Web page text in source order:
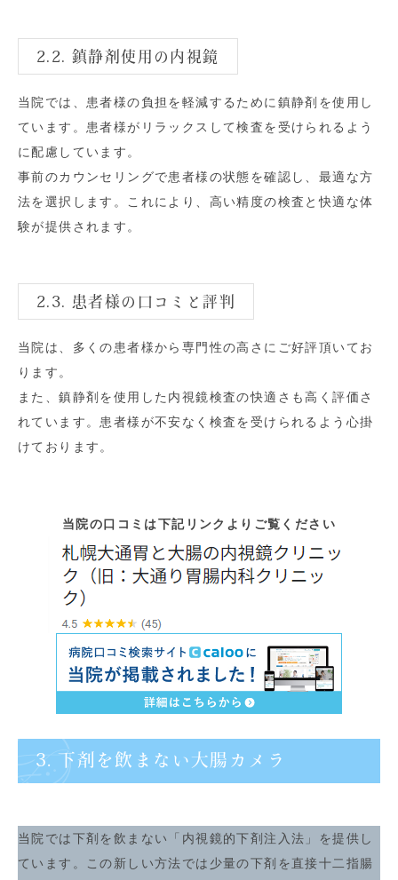
2.2. 鎮静剤使用の内視鏡
当院では、患者様の負担を軽減するために鎮静剤を使用し
ています。患者様がリラックスして検査を受けられるよう
に配慮しています。
事前のカウンセリングで患者様の状態を確認し、最適な方
法を選択します。これにより、高い精度の検査と快適な体
験が提供されます。
2.3. 患者様の口コミと評判
当院は、多くの患者様から専門性の高さにご好評頂いてお
ります。
また、鎮静剤を使用した内視鏡検査の快適さも高く評価さ
れています。患者様が不安なく検査を受けられるよう心掛
けております。
当院の口コミは下記リンクよりご覧ください
3. 下剤を飲まない大腸カメラ
当院では下剤を飲まない「内視鏡的下剤注入法」を提供し
ています。この新しい方法では少量の下剤を直接十二指腸